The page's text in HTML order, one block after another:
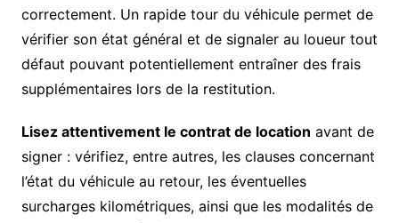
correctement. Un rapide tour du véhicule permet de
vérifier son état général et de signaler au loueur tout
défaut pouvant potentiellement entraîner des frais
supplémentaires lors de la restitution.
Lisez attentivement le contrat de location avant de
signer : vérifiez, entre autres, les clauses concernant
l’état du véhicule au retour, les éventuelles
surcharges kilométriques, ainsi que les modalités de